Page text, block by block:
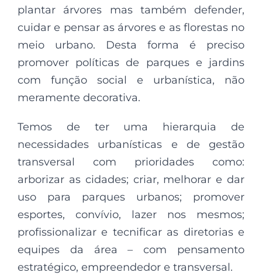
plantar árvores mas também defender,
cuidar e pensar as árvores e as florestas no
meio urbano. Desta forma é preciso
promover políticas de parques e jardins
com função social e urbanística, não
meramente decorativa.
Temos de ter uma hierarquia de
necessidades urbanísticas e de gestão
transversal com prioridades como:
arborizar as cidades; criar, melhorar e dar
uso para parques urbanos; promover
esportes, convívio, lazer nos mesmos;
profissionalizar e tecnificar as diretorias e
equipes da área – com pensamento
estratégico, empreendedor e transversal.